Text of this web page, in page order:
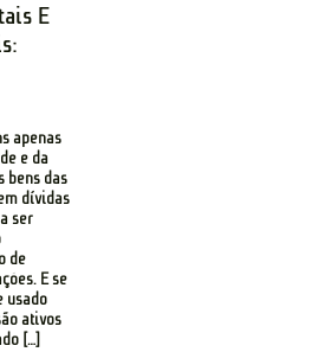
E
apenas
e da
bens das
dívidas
ser
de
E se
usado
ativos
[…]